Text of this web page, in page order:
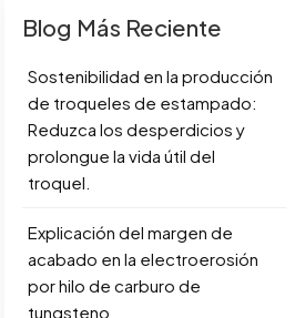
Blog Más Reciente
Sostenibilidad en la producción
de troqueles de estampado:
Reduzca los desperdicios y
prolongue la vida útil del
troquel.
Explicación del margen de
acabado en la electroerosión
por hilo de carburo de
tungsteno